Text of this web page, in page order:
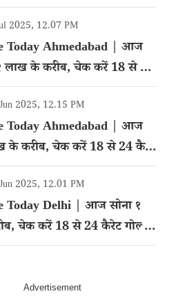
2025, 12.07 PM
Today Ahmedabad | आज
लाख के करीब, चेक करें 18 से 24
रेट
2025, 12.15 PM
Today Ahmedabad | आज
के करीब, चेक करें 18 से 24 कैरेट
2025, 12.01 PM
Today Delhi | आज सोना १
चेक करें 18 से 24 कैरेट गोल्ड